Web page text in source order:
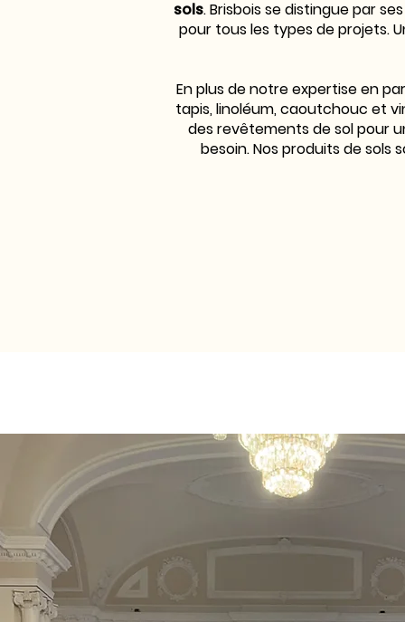
sols. Brisbois se distingue par
pour tous les types de projets.
En plus de notre expertise en
tapis, linoléum, caoutchouc et
des revêtements de sol pour
besoin. Nos produits de